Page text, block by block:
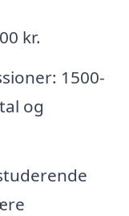
kr.
1500-
og